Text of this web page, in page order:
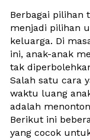
Berbagai pilihan
menjadi pilihan
keluarga. Di
ini, anak-anak
tak
Salah satu cara
waktu luang
adalah
Berikut ini
yang cocok